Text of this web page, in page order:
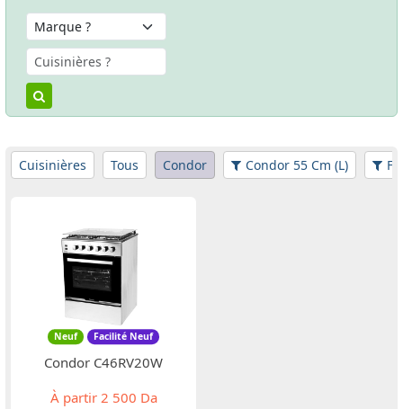
Cuisinières Tous Condor Condor 55 Cm (L)
Neuf Facilité Neuf
Condor C46RV20W
À partir2 500 Da